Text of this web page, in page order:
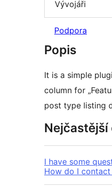
Vývojáři
Podpora
Popis
It is a simple
column for
post type listing
Nejčastější
I have some
How do I contact